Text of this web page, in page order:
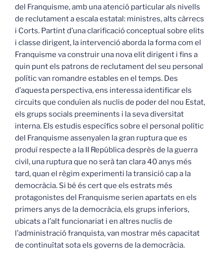
del Franquisme, amb una atenció particular als nivells
de reclutament a escala estatal: ministres, alts càrrecs
i Corts. Partint d’una clarificació conceptual sobre elits
i classe dirigent, la intervenció aborda la forma com el
Franquisme va construir una nova elit dirigent i fins a
quin punt els patrons de reclutament del seu personal
polític van romandre estables en el temps. Des
d’aquesta perspectiva, ens interessa identificar els
circuits que conduïen als nuclis de poder del nou Estat,
els grups socials preeminents i la seva diversitat
interna. Els estudis específics sobre el personal polític
del Franquisme assenyalen la gran ruptura que es
produí respecte a la II República desprès de la guerra
civil, una ruptura que no serà tan clara 40 anys més
tard, quan el règim experimenti la transició cap a la
democràcia. Si bé és cert que els estrats més
protagonistes del Franquisme serien apartats en els
primers anys de la democràcia, els grups inferiors,
ubicats a l’alt funcionariat i en altres nuclis de
l’administració franquista, van mostrar més capacitat
de continuïtat sota els governs de la democràcia.